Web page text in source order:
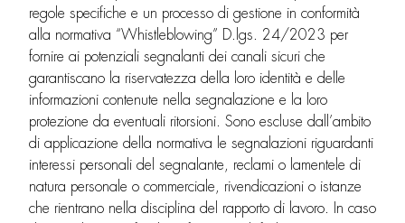
regole specifiche e un processo di gestione in conformità
alla normativa “Whistleblowing” D.lgs. 24/2023 per
fornire ai potenziali segnalanti dei canali sicuri che
garantiscano la riservatezza della loro identità e delle
informazioni contenute nella segnalazione e la loro
protezione da eventuali ritorsioni. Sono escluse dall’ambito
di applicazione della normativa le segnalazioni riguardanti
interessi personali del segnalante, reclami o lamentele di
natura personale o commerciale, rivendicazioni o istanze
che rientrano nella disciplina del rapporto di lavoro. In caso